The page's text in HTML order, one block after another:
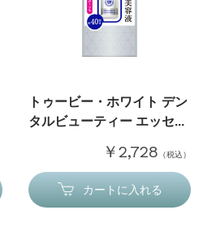
トゥービー・ホワイト デン
タルビューティー エッセ...
￥2,728 （税込）
カートに入れる